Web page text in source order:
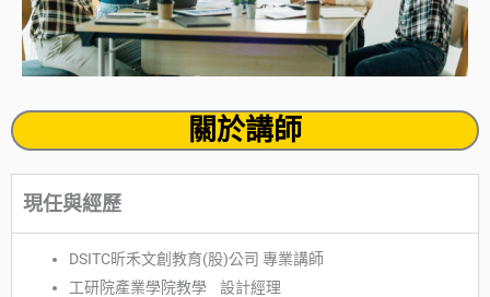
關於講師
現任與經歷
DSITC昕禾文創教育(股)公司 專業講師
工研院產業學院教學 設計經理